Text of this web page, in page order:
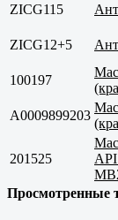
ZICG115
ZICG12+5
100197
A0009899203
201525
Просмотренные